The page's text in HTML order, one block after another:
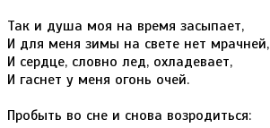
Так и душа моя на время засыпает,
И для меня зимы на свете нет мрачней,
И сердце, словно лед, охладевает,
И гаснет у меня огонь очей.
Пробыть во сне и снова возродиться: